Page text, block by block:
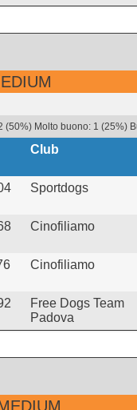
(50%) Molto buono: 1 (25%)
Club
Sportdogs
Cinofiliamo
Cinofiliamo
Free Dogs Team
Padova